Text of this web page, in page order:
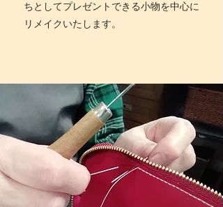
ちとしてプレゼントできる小物を中心に
リメイクいたします。